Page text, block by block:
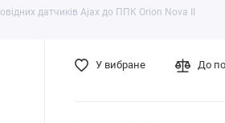
датчиків Ajax до ППК Orion Nova II
У вибране До